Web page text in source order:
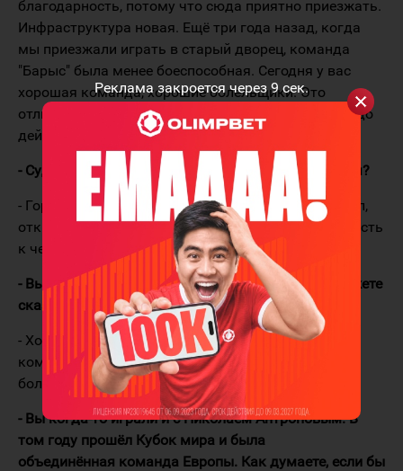
Реклама закроется через8сек.
благодарность, потому что сюда приятно приезжать.
Инфраструктура новая. Ещё три года назад, когда
мы приезжали играть в старый дворец, команда
"Барыс" была менее боеспособная. Сегодня у вас
хорошая команда, хорошие болельщики. Это
отличный пример для многих команд КХЛ, как надо
действовать и развиваться.
- Судя по вашему Instagram , город вам понравился?
- Город очень понравился. Я удивился, с утра встал,
открыл шторы и такой прекрасный вид, поэтому есть
к чему стремиться.
- Вы играли с Кевином Даллмэном в СКА. Что можете
сказать о нём?
- Хороший техничный защитник. Он помогает
команде и набирает много очков, особенно в
большинстве.
- Вы когда-то играли и с Николаем Антроповым. В
том году прошёл Кубок мира и была
объединённая команда Европы. Как думаете, если бы